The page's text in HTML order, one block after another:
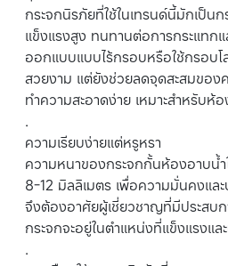
กระจกนิรภัยที่ใช้ในเทรนด์นี้มักเป็น
แข็งแรงสูง ทนทานต่อการกระแทก
ออกแบบแบบไร้กรอบหรือใช้กรอบโ
สวยงาม แต่ยังช่วยลดจุดสะสมของ
ทำความสะอาดง่าย เหมาะสำหรับห้
.
ความเรียบง่ายแต่หรูหรา
ความหนาของกระจกกั้นห้องอาบน้ำ
8-12 มิลลิเมตร เพื่อความมั่นคงแ
จึงต้องอาศัยผู้เชี่ยวชาญที่มีประสบ
กระจกจะอยู่ในตำแหน่งที่แข็งแรงแ
.